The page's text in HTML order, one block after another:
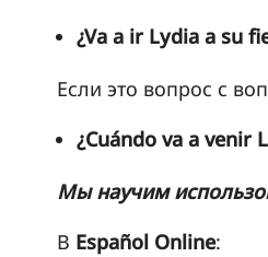
¿Va a ir Lydia a su
Если это вопрос с
¿Cuándo va a venir
Мы научим
В Español Online: